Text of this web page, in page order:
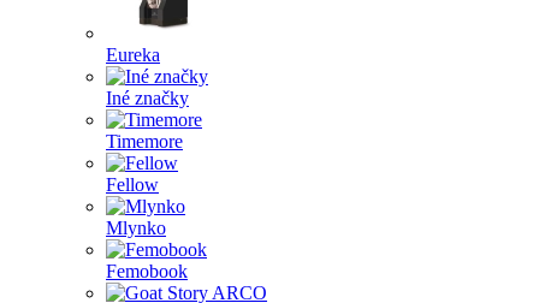
Eureka
Iné značky
Timemore
Fellow
Mlynko
Femobook